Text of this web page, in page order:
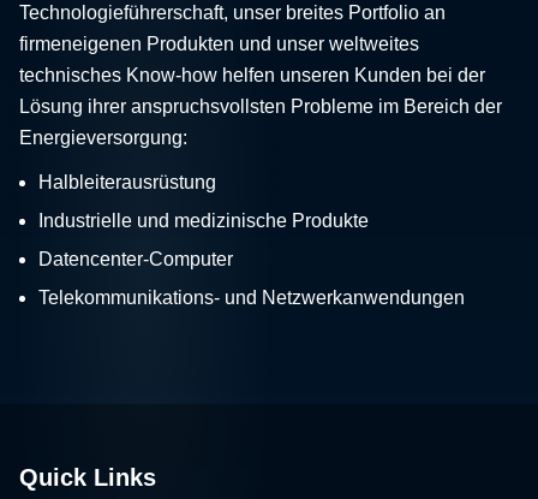
Technologieführerschaft, unser breites Portfolio an
firmeneigenen Produkten und unser weltweites
technisches Know-how helfen unseren Kunden bei der
Lösung ihrer anspruchsvollsten Probleme im Bereich der
Energieversorgung:
Halbleiterausrüstung
Industrielle und medizinische Produkte
Datencenter-Computer
Telekommunikations- und Netzwerkanwendungen
Quick Links